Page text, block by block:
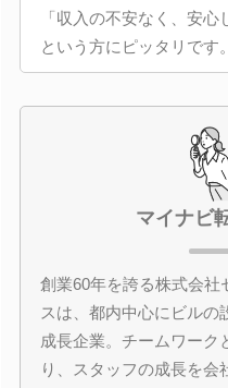
「収入の不安なく、安心
という方にピッタリです。
マイナビ
創業60年を誇る株式会社
スは、都内中心にビルの
成長企業。チームワーク
り、スタッフの成長を会